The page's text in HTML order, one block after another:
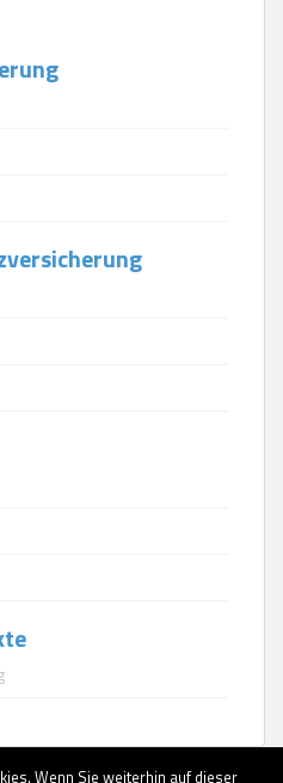
Wenn Sie weiterhin auf dieser